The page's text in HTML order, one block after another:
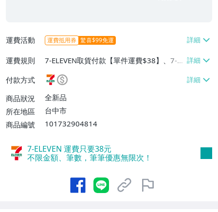
運費活動 運費抵用券 驚喜$99免運
運費規則
7-ELEVEN取貨付款【單件運費$38】、7-EL
EVEN取貨不付款【單件運費$38】、宅配/
貨運【單件運費$60、消費滿$1000免運
費】、郵局掛號【單件運費$31、滿10件或
消費滿$700免運費】、低溫配送【單件運
付款方式
商品狀況
全新品
所在地區
台中市
商品編號
101732904814
7-ELEVEN 運費只要38元
不限金額、筆數，筆筆優惠無限次！